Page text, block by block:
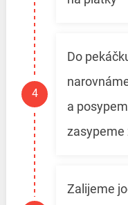
Do
a
zasypeme
Zalijeme